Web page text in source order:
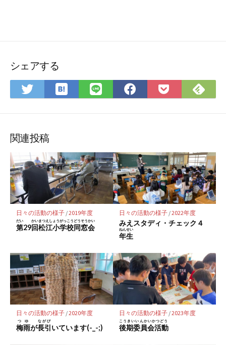
シェアする
Twitter
ェ
ア
は
ッ
ク
マ
ー
ク
に
保
存
LINE
ア
Facebook
ア
Pocket
Feedly
関連投稿
日々の活動の様子/2019年度
第
だい
29回
かい
松江小学校同窓会
まつえしょうがっこうどうそうかい
日々の活動の様子/2022年度
みえスタディ・チェック４
年生
ねんせい
日々の活動の様子/2020年度
梅雨
つゆ
が長引
ながび
いています(-_-;)
日々の活動の様子/2023年度
後期委員会活動
こうきいいんかいかつどう